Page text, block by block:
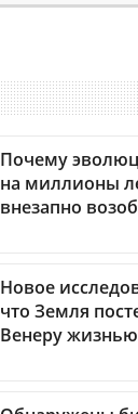
Почему
на миллионы
внезапно
Новое
что Земля
Венеру жизнью